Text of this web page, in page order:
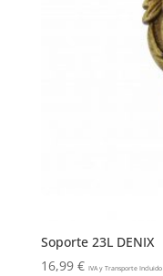
Soporte 23L DENIX
16,99 € IVA y Transporte Incluido